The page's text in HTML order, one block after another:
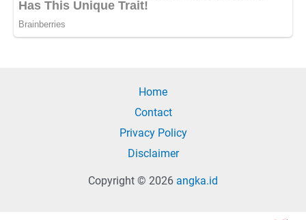
Home
Contact
Privacy Policy
Disclaimer
Copyright © 2026 angka.id